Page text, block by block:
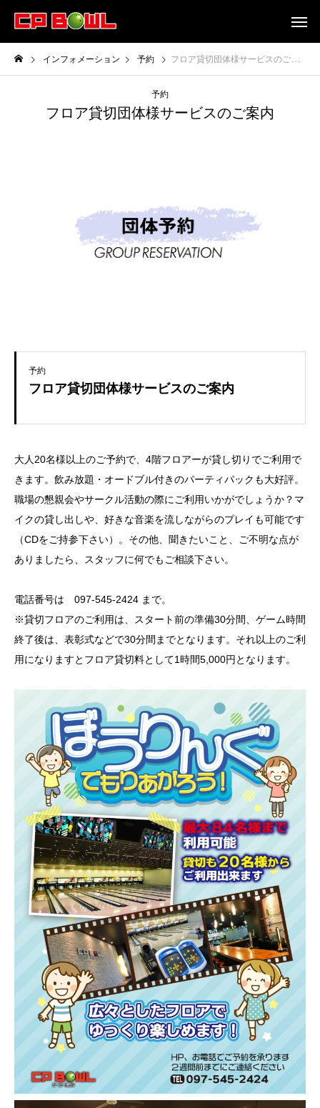
インフォメーション 予約 フロア貸切団体様サービスのご案内
予約
フロア貸切団体様サービスのご案内
予約
フロア貸切団体様サービスのご案内
大人20名様以上のご予約で、4階フロアーが貸し切りでご利用で
きます。飲み放題・オードブル付きのパーティパックも大好評。
職場の懇親会やサークル活動の際にご利用いかがでしょうか？マ
イクの貸し出しや、好きな音楽を流しながらのプレイも可能です
（CDをご持参下さい）。その他、聞きたいこと、ご不明な点が
ありましたら、スタッフに何でもご相談下さい。
電話番号は 097-545-2424 まで。
※貸切フロアのご利用は、スタート前の準備30分間、ゲーム時間
終了後は、表彰式などで30分間までとなります。それ以上のご利
用になりますとフロア貸切料として1時間5,000円となります。